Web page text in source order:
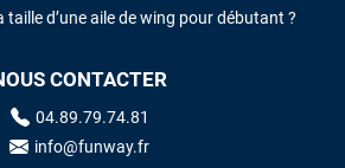
d’une aile de wing pour débutant ?
CONTACTER
04.89.79.74.81
info@funway.fr